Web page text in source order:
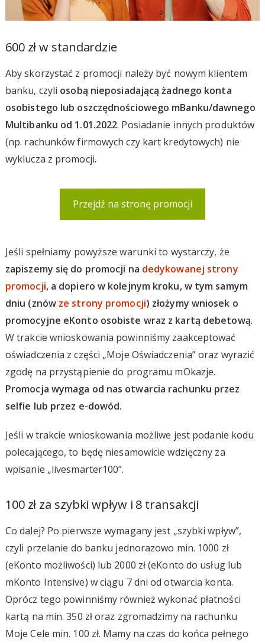
600 zł w standardzie
Aby skorzystać z promocji należy być nowym klientem
banku, czyli osobą nieposiadającą żadnego konta
osobistego lub oszczędnościowego mBanku/dawnego
Multibanku od 1.01.2022. Posiadanie innych produktów
(np. rachunków firmowych czy kart kredytowych) nie
wyklucza z promocji.
Przejdź na stronę promocji
Jeśli spełniamy powyższe warunki to wystarczy, że
zapiszemy się do promocji na dedykowanej strony
promocji, a dopiero w kolejnym kroku, w tym samym
dniu (znów ze strony promocji) złożymy wniosek o
promocyjne eKonto osobiste wraz z kartą debetową.
W trakcie wnioskowania powinniśmy zaakceptować
oświadczenia z części „Moje Oświadczenia” oraz wyrazić
zgodę na przystąpienie do programu mOkazje.
Promocja wymaga od nas otwarcia rachunku przez
selfie lub przez e-dowód.
Jeśli w trakcie wnioskowania możliwe jest podanie kodu
polecającego, to będę niesamowicie wdzięczny za
wpisanie „livesmarter100”.
100 zł za szybki wpływ i 8 transakcji
Co dalej? Po pierwsze wymagany jest „szybki wpływ”,
czyli przelanie do banku jednorazowo min. 1000 zł
(eKonto możliwości) lub 2000 zł (eKonto do usług lub
mKonto Intensive) w ciągu 7 dni od otwarcia konta.
Oprócz tego powinniśmy również wykonać płatności
kartą na min. 350 zł oraz zgromadzimy na rachunku
Moje Cele min. 100 zł. Mamy na czas do końca pełnego